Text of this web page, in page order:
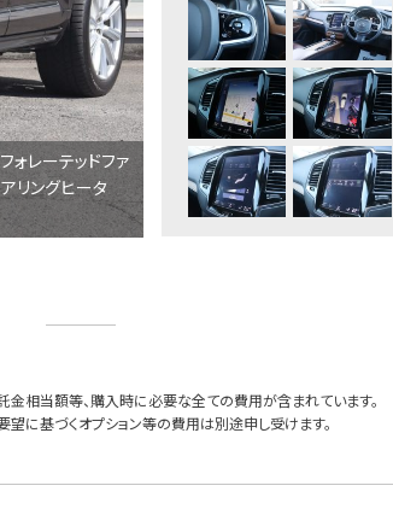
ォレーテッドファ
リングヒータ
金相当額等、購入時に必要な全ての費用が含まれています。
に基づくオプション等の費用は別途申し受けます。